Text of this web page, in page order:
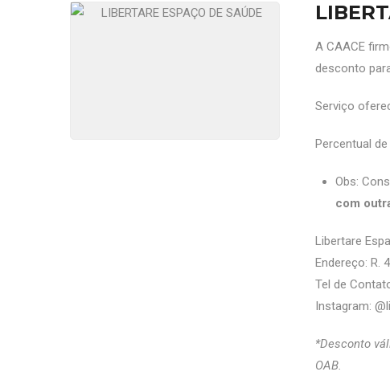
A CAACE
desconto
Serviço
Percentual
Obs:
com
Libertare
Endereço: R.
Tel de
Instagram:
*Desconto
OAB.